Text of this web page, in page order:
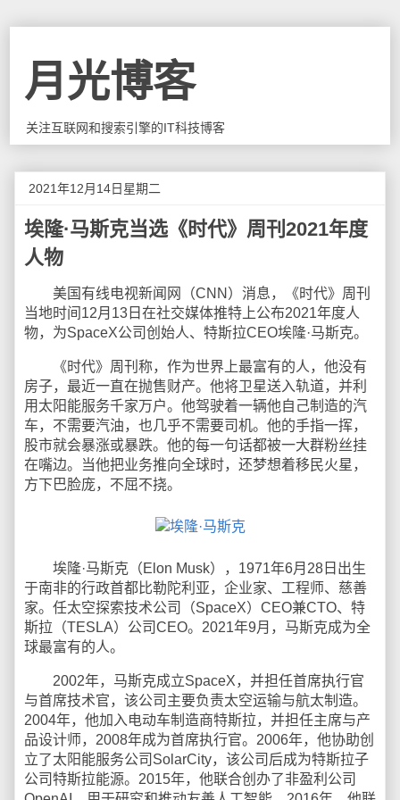
月光博客
关注互联网和搜索引擎的IT科技博客
2021年12月14日星期二
埃隆·马斯克当选《时代》周刊2021年度
人物
美国有线电视新闻网（CNN）消息，《时代》周刊
当地时间12月13日在社交媒体推特上公布2021年度人
物，为SpaceX公司创始人、特斯拉CEO埃隆·马斯克。
《时代》周刊称，作为世界上最富有的人，他没有
房子，最近一直在抛售财产。他将卫星送入轨道，并利
用太阳能服务千家万户。他驾驶着一辆他自己制造的汽
车，不需要汽油，也几乎不需要司机。他的手指一挥，
股市就会暴涨或暴跌。他的每一句话都被一大群粉丝挂
在嘴边。当他把业务推向全球时，还梦想着移民火星，
方下巴脸庞，不屈不挠。
埃隆·马斯克（Elon Musk），1971年6月28日出生
于南非的行政首都比勒陀利亚，企业家、工程师、慈善
家。任太空探索技术公司（SpaceX）CEO兼CTO、特
斯拉（TESLA）公司CEO。2021年9月，马斯克成为全
球最富有的人。
2002年，马斯克成立SpaceX，并担任首席执行官
与首席技术官，该公司主要负责太空运输与航太制造。
2004年，他加入电动车制造商特斯拉，并担任主席与产
品设计师，2008年成为首席执行官。2006年，他协助创
立了太阳能服务公司SolarCity，该公司后成为特斯拉子
公司特斯拉能源。2015年，他联合创办了非盈利公司